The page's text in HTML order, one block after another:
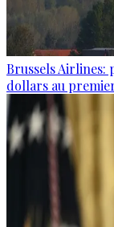
Brussels Airlines:
dollars au